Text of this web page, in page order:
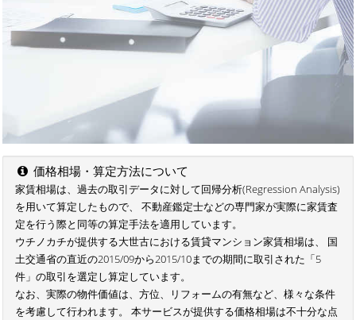
価格相場・算定方法について
家賃相場は、過去の取引データに対して回帰分析(Regression Analysis)
を用いて算定したもので、 不動産鑑定士などの専門家が実際に家賃査
定を行う際と同等の算定手法を適用しています。
ウチノカチが提供する大世古における賃貸マンション家賃相場は、 国
土交通省の直近の2015/09から2015/10までの期間に取引された「5
件」の取引を選定し算定しています。
なお、実際の物件価値は、方位、リフォームの有無など、様々な条件
を考慮して行われます。 本サービスが提供する価格相場は不十分な点